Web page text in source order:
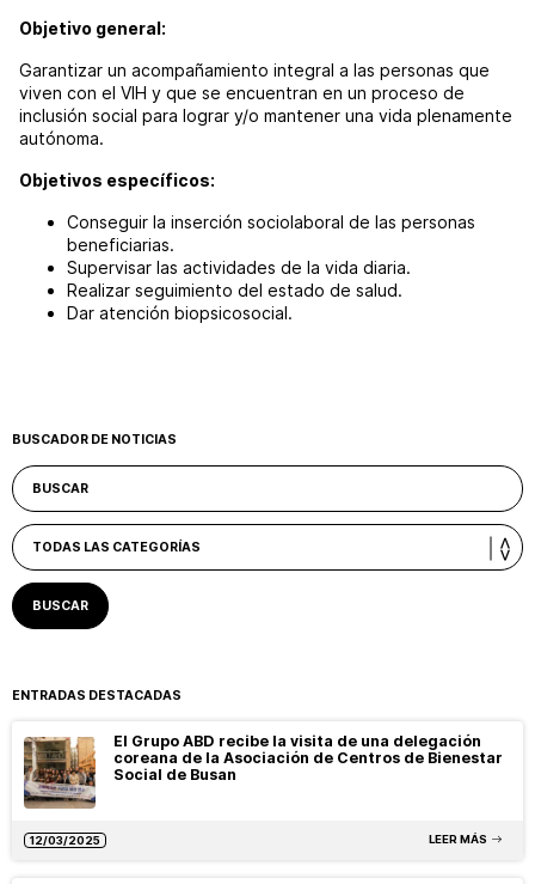
Objetivo general:
Garantizar un acompañamiento integral a las personas que
viven con el VIH y que se encuentran en un proceso de
inclusión social para lograr y/o mantener una vida plenamente
autónoma.
Objetivos específicos:
Conseguir la inserción sociolaboral de las personas
beneficiarias.
Supervisar las actividades de la vida diaria.
Realizar seguimiento del estado de salud.
Dar atención biopsicosocial.
BUSCADOR DE NOTICIAS
ENTRADAS DESTACADAS
El Grupo ABD recibe la visita de una delegación
coreana de la Asociación de Centros de Bienestar
Social de Busan
12/03/2025 LEER MÁS